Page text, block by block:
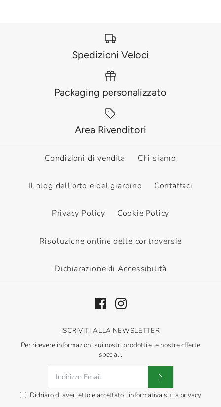
Spedizioni Veloci
Packaging personalizzato
Area Rivenditori
Condizioni di vendita Chi siamo
Il blog dell'orto e del giardino Contattaci
Privacy Policy Cookie Policy
Risoluzione online delle controversie
Dichiarazione di Accessibilità
ISCRIVITI ALLA NEWSLETTER
Per ricevere informazioni sui nostri prodotti e le nostre offerte
speciali.
Dichiaro di aver letto e accettato l'informativa sulla privacy